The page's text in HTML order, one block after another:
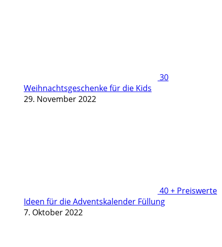
30
Weihnachtsgeschenke für die Kids
29. November 2022
40 + Preiswerte
Ideen für die Adventskalender Füllung
7. Oktober 2022